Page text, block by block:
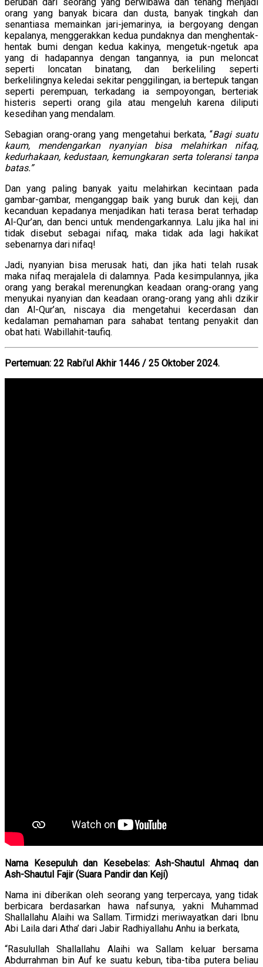
orang yang banyak bicara dan dusta, banyak tingkah dan
senantiasa memainkan jari-jemarinya, ia bergoyang dengan
kepalanya, menggerakkan kedua pundaknya dan menghentak-
hentak bumi dengan kedua kakinya, mengetuk-ngetuk apa
yang di hadapannya dengan tangannya, ia pun meloncat
seperti loncatan binatang, dan berkeliling seperti
berkelilingnya keledai sekitar penggilingan, ia bertepuk tangan
seperti perempuan, terkadang ia sempoyongan, berteriak
histeris seperti orang gila atau mengeluh karena diliputi
kesedihan yang mendalam.
Sebagian orang-orang yang mengetahui berkata, “Bagi suatu
kaum, mendengarkan nyanyian bisa melahirkan nifaq,
kedurhakaan, kedustaan, kemungkaran serta toleransi tanpa
batas.”
Dan yang paling banyak yaitu melahirkan kecintaan pada
gambar-gambar, menganggap baik yang buruk dan keji, dan
kecanduan kepadanya menjadikan hati terasa berat terhadap
Al-Qur’an, dan benci untuk mendengarkannya. Lalu jika hal ini
tidak disebut sebagai nifaq, maka tidak ada lagi hakikat
sebenarnya dari nifaq!
Jadi, nyanyian bisa merusak hati, dan jika hati telah rusak
maka nifaq merajalela di dalamnya. Pada kesimpulannya, jika
orang yang berakal merenungkan keadaan orang-orang yang
menyukai nyanyian dan keadaan orang-orang yang ahli dzikir
dan Al-Qur’an, niscaya dia mengetahui kecerdasan dan
kedalaman pemahaman para sahabat tentang penyakit dan
obat hati. Wabillahit-taufiq.
Pertemuan: 22 Rabi’ul Akhir 1446 / 25 Oktober 2024.
Nama Kesepuluh dan Kesebelas: Ash-Shautul Ahmaq dan
Ash-Shautul Fajir (Suara Pandir dan Keji)
Nama ini diberikan oleh seorang yang terpercaya, yang tidak
berbicara berdasarkan hawa nafsunya, yakni Muhammad
Shallallahu Alaihi wa Sallam. Tirmidzi meriwayatkan dari Ibnu
Abi Laila dari Atha’ dari Jabir Radhiyallahu Anhu ia berkata,
“Rasulullah Shallallahu Alaihi wa Sallam keluar bersama
Abdurrahman bin Auf ke suatu kebun, tiba-tiba putera beliau